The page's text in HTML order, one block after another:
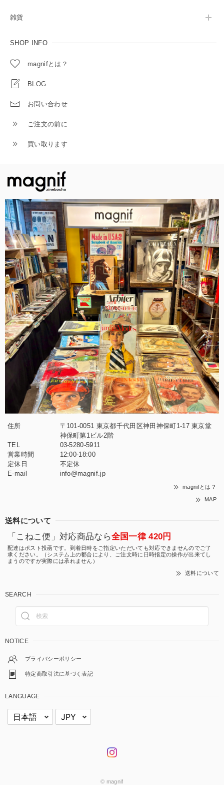
雑貨
SHOP INFO
magnifとは？
BLOG
お問い合わせ
ご注文の前に
買い取ります
住所
〒101-0051 東京都千代田区神田神保町1-17 東京堂
神保町第1ビル2階
TEL
03-5280-5911
営業時間
12:00-18:00
定休日
不定休
E-mail
info@magnif.jp
magnifとは？
MAP
送料について
「こねこ便」対応商品なら全国一律 420円
配達はポスト投函です。到着日時をご指定いただいても対応できませんのでご了
承ください。（システム上の都合により、ご注文時に日時指定の操作が出来てし
まうのですが実際には承れません）
送料について
SEARCH
NOTICE
プライバシーポリシー
特定商取引法に基づく表記
LANGUAGE
© magnif